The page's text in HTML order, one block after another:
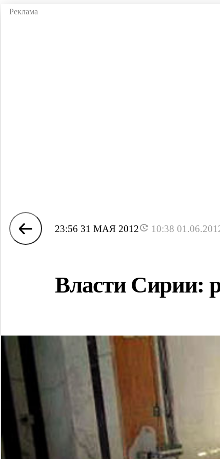
23:56 31 МАЯ 2012 10:38
Власти Сирии: